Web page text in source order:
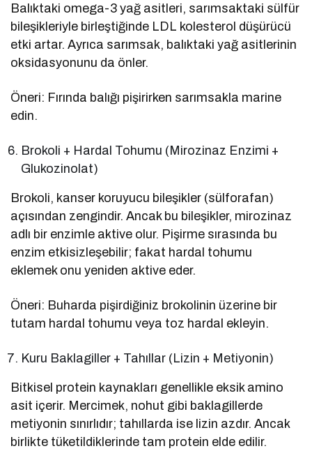
Balıktaki omega-3 yağ asitleri, sarımsaktaki sülfür
bileşikleriyle birleştiğinde LDL kolesterol düşürücü
etki artar. Ayrıca sarımsak, balıktaki yağ asitlerinin
oksidasyonunu da önler.
Öneri: Fırında balığı pişirirken sarımsakla marine
edin.
Brokoli + Hardal Tohumu (Mirozinaz Enzimi +
Glukozinolat)
Brokoli, kanser koruyucu bileşikler (sülforafan)
açısından zengindir. Ancak bu bileşikler, mirozinaz
adlı bir enzimle aktive olur. Pişirme sırasında bu
enzim etkisizleşebilir; fakat hardal tohumu
eklemek onu yeniden aktive eder.
Öneri: Buharda pişirdiğiniz brokolinin üzerine bir
tutam hardal tohumu veya toz hardal ekleyin.
Kuru Baklagiller + Tahıllar (Lizin + Metiyonin)
Bitkisel protein kaynakları genellikle eksik amino
asit içerir. Mercimek, nohut gibi baklagillerde
metiyonin sınırlıdır; tahıllarda ise lizin azdır. Ancak
birlikte tüketildiklerinde tam protein elde edilir.